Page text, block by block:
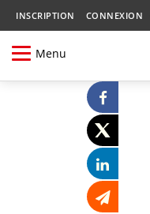
INSCRIPTION CONNEXION
Menu